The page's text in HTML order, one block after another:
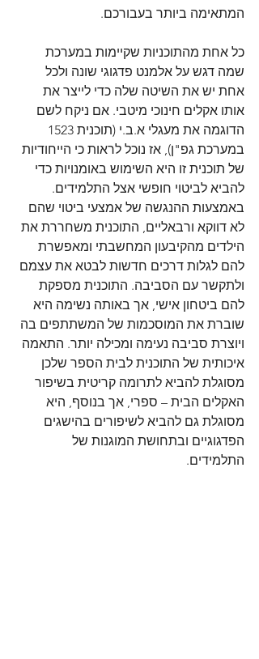
המתאימה ביותר בעבורכם.
כל אחת מהתוכניות שקיימות במערכת
שמה דגש על אלמנט פדגוגי שונה ולכל
אחת יש את השיטה שלה כדי לייצר את
אותו אקלים חינוכי מיטבי. אם ניקח לשם
במערכת גפ"ן), אז נוכל לראות כי הייחודיות
של תוכנית זו היא השימוש באומנויות כדי
להביא לביטוי חופשי אצל התלמידים.
באמצעות ההנגשה של אמצעי ביטוי שהם
לא דווקא ורבאליים, התוכנית משחררת את
הילדים מהקיבעון המחשבתי ומאפשרת
להם לגלות דרכים חדשות לבטא את עצמם
ולתקשר עם הסביבה. התוכנית מספקת
להם ביטחון אישי, אך באותה נשימה היא
שוברת את המוסכמות של המשתתפים בה
ויוצרת סביבה נעימה ומכילה יותר. התאמה
איכותית של התוכנית לבית הספר שלכן
מסוגלת להביא לתרומה קריטית בשיפור
האקלים הבית – ספרי, אך בנוסף, היא
מסוגלת גם להביא לשיפורים בהישגים
הפדגוגיים ובתחושת המוגנות של
התלמידים.